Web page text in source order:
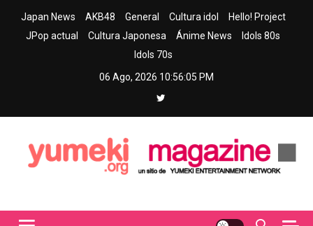
Japan News AKB48 General Cultura idol
Hello! Project
JPop actual
Cultura Japonesa Ánime News
Idols 80s
Idols 70s
06 Ago, 2026 10:56:07 PM